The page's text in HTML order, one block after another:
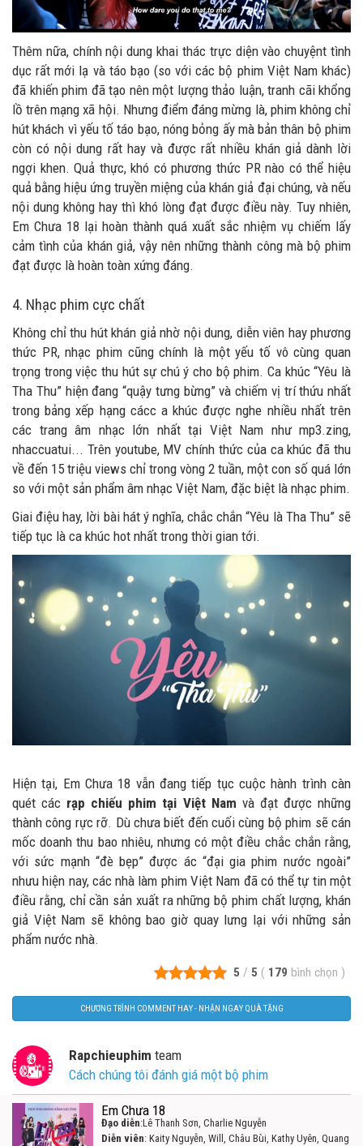
Thêm nữa, chính nội dung khai thác trực diện vào chuyệnt tình
dục rất mới lạ và táo bạo (so với các bộ phim Việt Nam khác)
đã khiến phim đã tạo nên một lượng thảo luận, tranh cãi khổng
lồ trên mạng xã hội. Nhưng điểm đáng mừng là, phim không chỉ
hút khách vì yếu tố táo bạo, nóng bỏng ấy mà bản thân bộ phim
còn có nội dung rất hay và được rất nhiều khán giả dành lời
ngợi khen. Quả thực, khó có phương thức PR nào có thể hiệu
quả bằng hiệu ứng truyền miệng của khán giả đại chúng, và nếu
nội dung không hay thì khó lòng đạt được điều này. Tuy nhiên,
Em Chưa 18 lại hoàn thành quá xuất sắc nhiệm vụ chiếm lấy
cảm tình của khán giả, vậy nên những thành công mà bộ phim
đạt được là hoàn toàn xứng đáng.
4. Nhạc phim cực chất
Không chỉ thu hút khán giả nhờ nội dung, diễn viên hay phương
thức PR, nhạc phim cũng chính là một yếu tố vô cùng quan
trọng trong việc thu hút sự chú ý cho bộ phim. Ca khúc “Yêu là
Tha Thu” hiện đang “quậy tưng bừng” và chiếm vị trí thứu nhất
trong bảng xếp hạng cácc a khúc được nghe nhiều nhất trên
các trang âm nhạc lớn nhất tại Việt Nam như mp3.zing,
nhaccuatui... Trên youtube, MV chính thức của ca khúc đã thu
về đến 15 triệu views chỉ trong vòng 2 tuần, một con số quá lớn
so với một sản phẩm âm nhạc Việt Nam, đặc biệt là nhạc phim.
Giai điệu hay, lời bài hát ý nghĩa, chắc chắn “Yêu là Tha Thu” sẽ
tiếp tục là ca khúc hot nhất trong thời gian tới.
Hiện tại, Em Chưa 18 vẫn đang tiếp tục cuộc hành trình càn
quét các rạp chiếu phim tại Việt Nam và đạt được những
thành công rực rỡ. Dù chưa biết đến cuối cùng bộ phim sẽ cán
mốc doanh thu bao nhiêu, nhưng có một điều chắc chắn rằng,
với sức mạnh “đè bẹp” được ác “đại gia phim nước ngoài”
nhưu hiện nay, các nhà làm phim Việt Nam đã có thể tự tin một
điều rằng, chỉ cần sản xuất ra những bộ phim chất lượng, khán
giả Việt Nam sẽ không bao giờ quay lưng lại với những sản
phẩm nước nhà.
5 / 5 ( 179 bình chọn )
CHƯƠNG TRÌNH COMMENT HAY - NHẬN NGAY QUÀ TẶNG
Rapchieuphim team
Cách chúng tôi đánh giá một bộ phim
Em Chưa 18
Đạo diễn:Lê Thanh Sơn, Charlie Nguyễn
Diễn viên: Kaity Nguyễn, Will, Châu Bùi, Kathy Uyên, Quang